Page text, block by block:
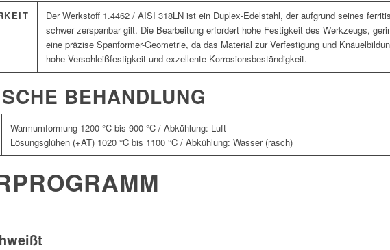
Der Werkstoff 1.4462 / AISI 318LN ist ein Duplex-Edelstahl, der aufgrund seines
schwer zerspanbar gilt. Die Bearbeitung erfordert hohe Festigkeit des Werkzeugs,
eine präzise Spanformer-Geometrie, da das Material zur Verfestigung und
hohe Verschleißfestigkeit und exzellente Korrosionsbeständigkeit.
BEHANDLUNG
Warmumformung 1200 °C bis 900 °C / Abkühlung: Luft
Lösungsglühen (+AT) 1020 °C bis 1100 °C / Abkühlung: Wasser (rasch)